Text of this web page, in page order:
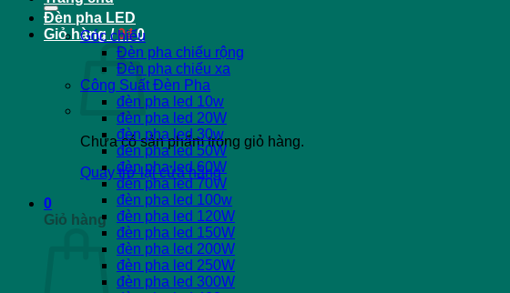
Giỏ hàng /0₫ 0
Chưa có sản phẩm trong giỏ hàng.
Quay trở lại cửa hàng
0
Giỏ hàng
Đèn pha LED
Góc chiếu
Đèn pha chiếu rộng
Đèn pha chiếu xa
Công Suất Đèn Pha
đèn pha led 10w
đèn pha led 20W
đèn pha led 30w
đèn pha led 50W
đèn pha led 60W
đèn pha led 70W
đèn pha led 100w
đèn pha led 120W
đèn pha led 150W
đèn pha led 200W
đèn pha led 250W
đèn pha led 300W